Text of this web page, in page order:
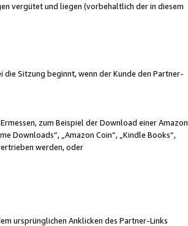
vergütet und liegen (vorbehaltlich der in diesem
Sitzung beginnt, wenn der Kunde den Partner-
zum Beispiel der Download einer Amazon
Downloads“, „Amazon Coin“, „Kindle Books“,
werden, oder
ursprünglichen Anklicken des Partner-Links